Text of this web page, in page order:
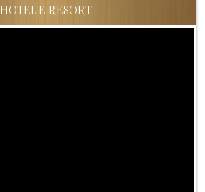
HOTEL E RESORT